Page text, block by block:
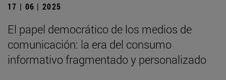
17 | 06 | 2025
El papel democrático de los medios de
comunicación: la era del consumo
informativo fragmentado y personalizado